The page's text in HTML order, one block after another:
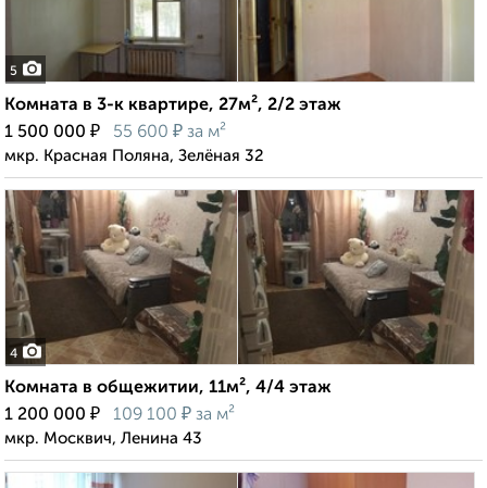
5
Комната в 3-к квартире, 27м², 2/2 этаж
1 500 000 ₽ 55 600 ₽ за м²
мкр. Красная Поляна, Зелёная 32
4
Комната в общежитии, 11м², 4/4 этаж
1 200 000 ₽ 109 100 ₽ за м²
мкр. Москвич, Ленина 43